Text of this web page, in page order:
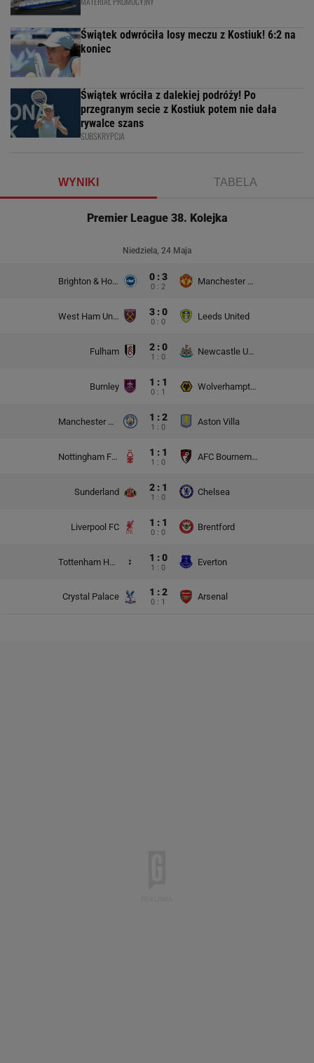
Świątek odwróciła losy meczu z Kostiuk! 6:2 na
koniec
Świątek wróciła z dalekiej podróży! Po
przegranym secie z Kostiuk potem nie dała
rywalce szans
SUBSKRYPCJA
WYNIKI TABELA
Premier League 38. Kolejka
Niedziela, 24 Maja
Brighton & Hove Albion 0 : 3
0 : 2
Manchester United
West Ham United 3 : 0
0 : 0
Leeds United
Fulham 2 : 0
1 : 0
Newcastle United
Burnley 1 : 1
0 : 1
Wolverhampton Wanderers
Manchester City 1 : 2
1 : 0
Aston Villa
Nottingham Forest 1 : 1
1 : 0
AFC Bournemouth
Sunderland 2 : 1
1 : 0
Chelsea
Liverpool FC 1 : 1
0 : 0
Brentford
Tottenham Hotspur 1 : 0
1 : 0
Everton
Crystal Palace 1 : 2
0 : 1
Arsenal